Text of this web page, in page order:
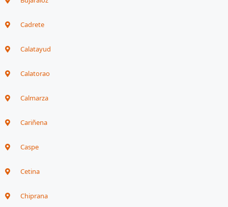
Cadrete
Calatayud
Calatorao
Calmarza
Cariñena
Caspe
Cetina
Chiprana